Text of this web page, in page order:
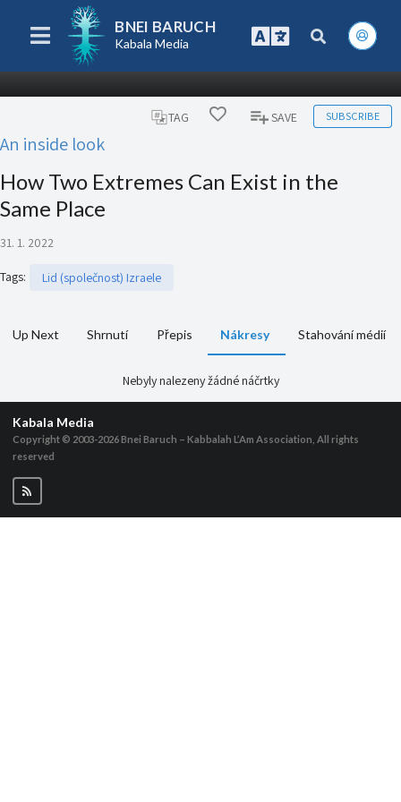
BNEI BARUCH
Kabala Media
TAG SAVE SUBSCRIBE
An inside look
How Two Extremes Can Exist in the
Same Place
31. 1. 2022
Tags: Lid (společnost) Izraele
Up Next Shrnutí Přepis Nákresy Stahování médií
Nebyly nalezeny žádné náčrtky
Kabala Media
Copyright © 2003-2026Bnei Baruch – Kabbalah L’Am Association, All rights
reserved